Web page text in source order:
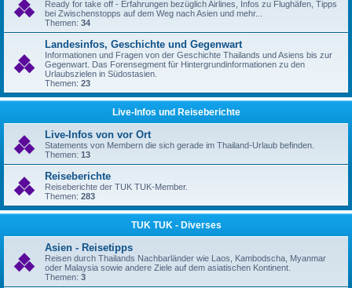
Ready for take off - Erfahrungen bezüglich Airlines, Infos zu Flughäfen, Tipps
bei Zwischenstopps auf dem Weg nach Asien und mehr...
Themen: 34
Landesinfos, Geschichte und Gegenwart
Informationen und Fragen von der Geschichte Thailands und Asiens bis zur
Gegenwart. Das Forensegment für Hintergrundinformationen zu den
Urlaubszielen in Südostasien.
Themen: 23
Live-Infos und Reiseberichte
Live-Infos von vor Ort
Statements von Membern die sich gerade im Thailand-Urlaub befinden.
Themen: 13
Reiseberichte
Reiseberichte der TUK TUK-Member.
Themen: 283
TUK TUK - Diverses
Asien - Reisetipps
Reisen durch Thailands Nachbarländer wie Laos, Kambodscha, Myanmar
oder Malaysia sowie andere Ziele auf dem asiatischen Kontinent.
Themen: 3